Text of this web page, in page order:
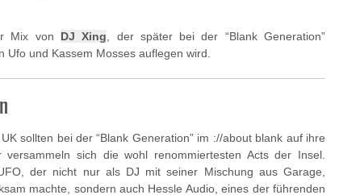
Mix von DJ Xing , der später bei der “Blank Generation”
und Kassem Mosses auflegen wird.
sollten bei der “Blank Generation” im ://about blank auf ihre
sich die wohl renommiertesten Acts der Insel.
der nicht nur als DJ mit seiner Mischung aus Garage,
machte, sondern auch Hessle Audio, eines der führenden